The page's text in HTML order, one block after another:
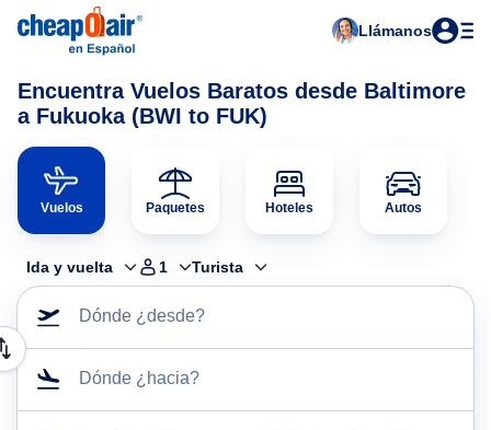
Llámanos
Encuentra Vuelos Baratos desde Baltimore
a Fukuoka (BWI to FUK)
Vuelos Paquetes Hoteles Autos
Ida y vuelta 1 Turista
Dónde ¿desde?
Dónde ¿hacia?